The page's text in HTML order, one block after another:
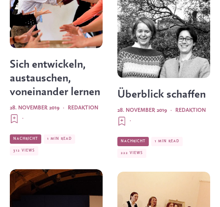
Sich entwickeln,
austauschen,
voneinander lernen
REDAKTION
·
28. NOVEMBER 2019
·
NACHRICHT 1 MIN READ
312 VIEWS
Überblick schaffen
REDAKTION
·
28. NOVEMBER 2019
·
NACHRICHT 1 MIN READ
222 VIEWS